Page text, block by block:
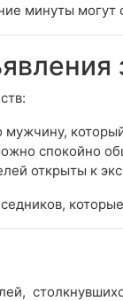
минуты
спокойно
открыты к